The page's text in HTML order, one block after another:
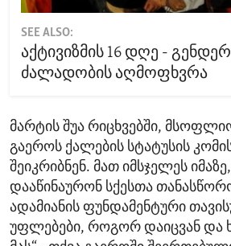
SEE ALSO:
აქტივიზმის 16 დღე -
ძალადობის აღმოფხვრა
მარტის შუა რიცხვებში,
გაეროს ქალების სტატუსის
შეიკრიბნენ. მათ იმსჯელეს
დააწინაურონ სქესთა
ადამიანის ფუნდამენტური
უფლებები, როგორ დაიცვან და